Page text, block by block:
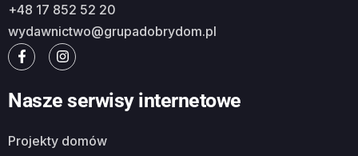
+48 17 852 52 20
wydawnictwo@grupadobrydom.pl
Nasze serwisy internetowe
Projekty domów